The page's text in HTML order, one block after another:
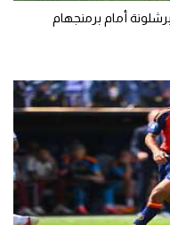
أمام برمنجهام